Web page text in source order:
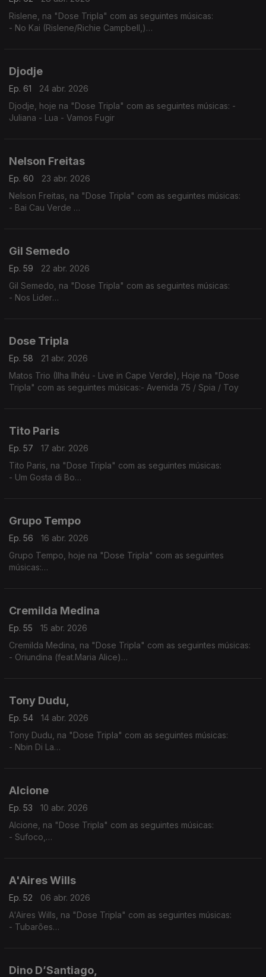
Rislene, na "Dose Tripla" com as seguintes músicas:
- No Kai (Rislene/Richie Campbell,)
Djodje
Ep. 61
24 abr. 2026
Djodje, hoje na "Dose Tripla" com as seguintes músicas: -
Juliana - Lua - Vamos Fugir
Nelson Freitas
Ep. 60
23 abr. 2026
Nelson Freitas, na "Dose Tripla" com as seguintes músicas:
- Bai Cau Verde
Gil Semedo
Ep. 59
22 abr. 2026
Gil Semedo, na "Dose Tripla" com as seguintes músicas:
- Nos Lider
Dose Tripla
Ep. 58
21 abr. 2026
Matos Trio (Ilha Ilhéu - Live in Cape Verde), Hoje na "Dose
Tripla" com as seguintes músicas:- Avenida 75 / Spia / Toy
Tito Paris
Ep. 57
17 abr. 2026
Tito Paris, na "Dose Tripla" com as seguintes músicas:
- Um Gosta di Bo
Grupo Tempo
Ep. 56
16 abr. 2026
Grupo Tempo, hoje na "Dose Tripla" com as seguintes
músicas:
Cremilda Medina
Ep. 55
15 abr. 2026
Cremilda Medina, na "Dose Tripla" com as seguintes músicas:
- Oriundina (feat.Maria Alice)
Tony Dudu,
Ep. 54
14 abr. 2026
Tony Dudu, na "Dose Tripla" com as seguintes músicas:
- Nbin Di La
Alcione
Ep. 53
10 abr. 2026
Alcione, na "Dose Tripla" com as seguintes músicas:
- Sufoco,
A'Aires Wills
Ep. 52
06 abr. 2026
A'Aires Wills, na "Dose Tripla" com as seguintes músicas:
- Tubarões
Dino D’Santiago,